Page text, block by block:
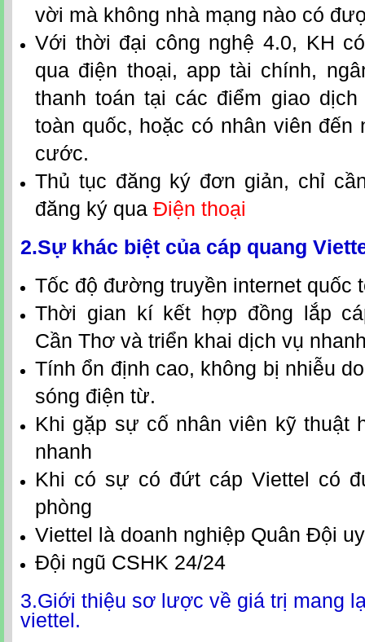
vời mà không nhà mạng nào có
Với thời đại công nghệ 4.0, KH
qua điện thoại, app tài chính,
thanh toán tại các điểm giao dịch
toàn quốc, hoặc có nhân viên đến
cước.
Thủ tục đăng ký đơn giản, chỉ
đăng ký qua Điện thoại
2.Sự khác biệt của cáp quang
Tốc độ đường truyền internet quốc
Thời gian kí kết hợp đồng lắp
Cần Thơ và triển khai dịch vụ
Tính ổn định cao, không bị nhiễu
sóng điện từ.
Khi gặp sự cố nhân viên kỹ thuật
nhanh
Khi có sự có đứt cáp Viettel có
phòng
Viettel là doanh nghiệp Quân Đội
Đội ngũ CSHK 24/24
3.Giới thiệu sơ lược về giá trị mang
viettel.